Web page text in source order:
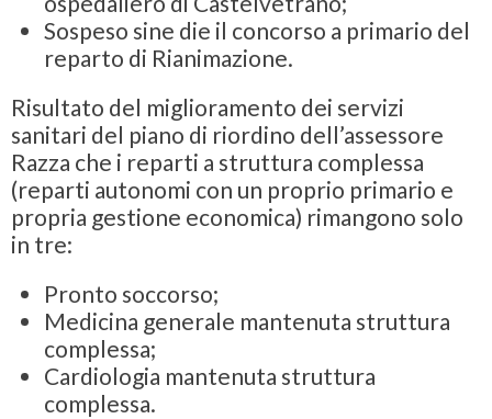
Sospeso sine die il concorso a primario del
reparto di Rianimazione.
Risultato del miglioramento dei servizi
sanitari del piano di riordino dell’assessore
Razza che i reparti a struttura complessa
(reparti autonomi con un proprio primario e
propria gestione economica) rimangono solo
in tre:
Pronto soccorso;
Medicina generale mantenuta struttura
complessa;
Cardiologia mantenuta struttura
complessa.